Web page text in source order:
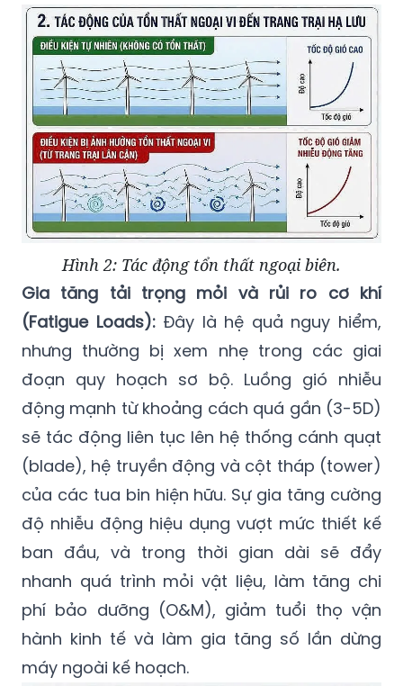
Hình 2: Tác động tổn thất ngoại biên.
Gia tăng tải trọng mỏi và rủi ro cơ khí
(Fatigue Loads):Đây là hệ quả nguy hiểm,
nhưng thường bị xem nhẹ trong các giai
đoạn quy hoạch sơ bộ. Luồng gió nhiễu
động mạnh từ khoảng cách quá gần (3-5D)
sẽ tác động liên tục lên hệ thống cánh quạt
(blade), hệ truyền động và cột tháp (tower)
của các tua bin hiện hữu. Sự gia tăng cường
độ nhiễu động hiệu dụng vượt mức thiết kế
ban đầu, và trong thời gian dài sẽ đẩy
nhanh quá trình mỏi vật liệu, làm tăng chi
phí bảo dưỡng (O&M), giảm tuổi thọ vận
hành kinh tế và làm gia tăng số lần dừng
máy ngoài kế hoạch.